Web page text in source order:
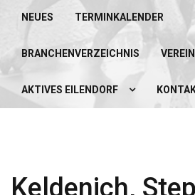
NEUES TERMINKALENDER
BRANCHENVERZEICHNIS
AKTIVES EILENDORF
Keldenich,